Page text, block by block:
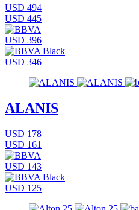
USD 494
USD 445
USD 396
USD 346
ALANIS
USD 178
USD 161
USD 143
USD 125